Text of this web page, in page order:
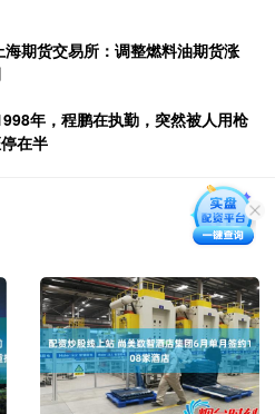
期货交易所：调整燃料油期货涨
年，程鹏在执勤，突然被人用枪
在半